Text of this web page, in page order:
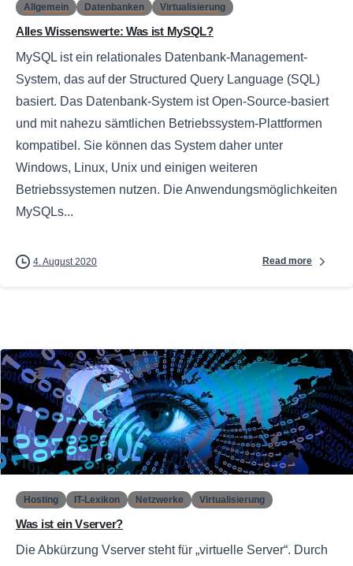
Allgemein Datenbanken Virtualisierung
Alles Wissenswerte: Was ist MySQL?
MySQL ist ein relationales Datenbank-Management-
System, das auf der Structured Query Language (SQL)
basiert. Das Datenbank-System ist Open-Source-basiert
und mit nahezu sämtlichen Betriebssystem-Plattformen
kompatibel. Sie können das System daher unter
Windows, Linux, Unix und einigen weiteren
Betriebssystemen nutzen. Die Anwendungsmöglichkeiten
MySQLs...
4. August 2020 Read more
0
Hosting IT-Lexikon Netzwerke Virtualisierung
Was ist ein Vserver?
Die Abkürzung Vserver steht für „virtuelle Server“. Durch